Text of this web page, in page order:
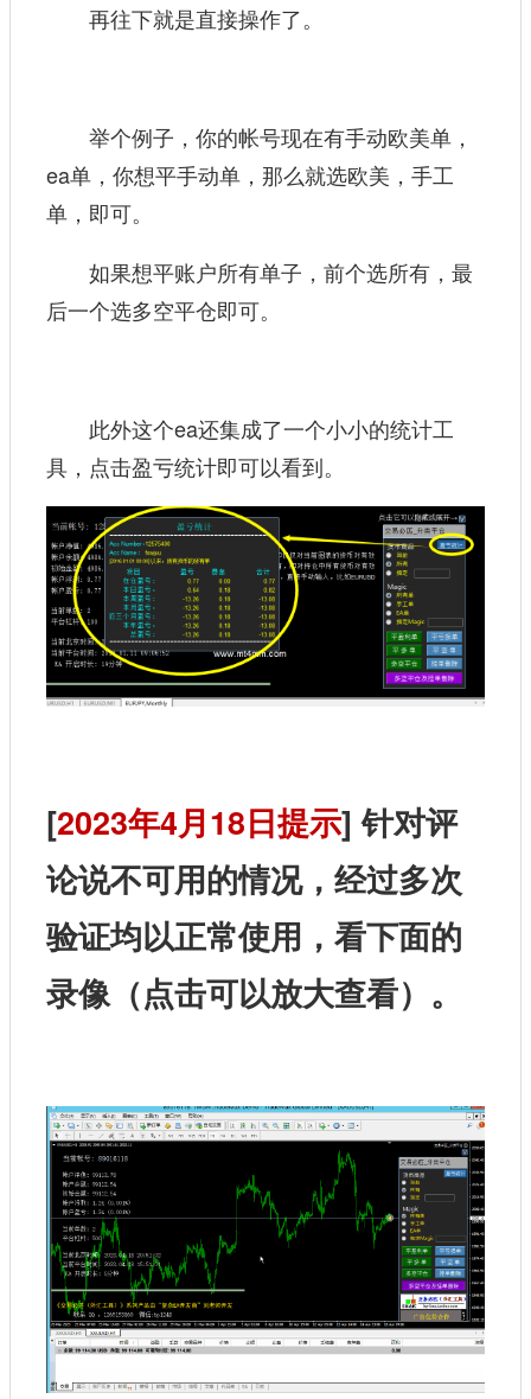
再往下就是直接操作了。
举个例子，你的帐号现在有手动欧美单，
ea单，你想平手动单，那么就选欧美，手工
单，即可。
如果想平账户所有单子，前个选所有，最
后一个选多空平仓即可。
此外这个ea还集成了一个小小的统计工
具，点击盈亏统计即可以看到。
[2023年4月18日提示] 针对评
论说不可用的情况，经过多次
验证均以正常使用，看下面的
录像（点击可以放大查看）。